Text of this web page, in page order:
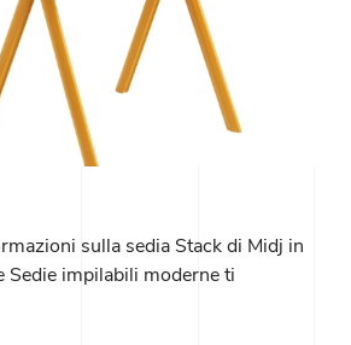
sulla sedia Stack di Midj in
Sedie impilabili moderne ti